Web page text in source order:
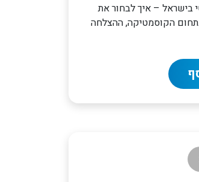
בישראל – איך לבחור את
הקוסמטיקה, ההצלחה